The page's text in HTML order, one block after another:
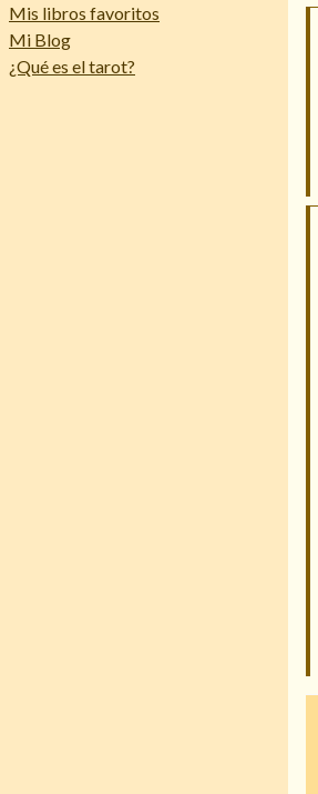
Mis libros favoritos
Mi Blog
¿Qué es el tarot?